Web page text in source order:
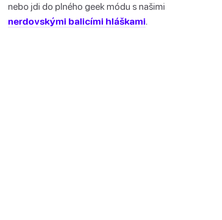
nebo jdi do plného geek módu s našimi
nerdovskými balicími hláškami.